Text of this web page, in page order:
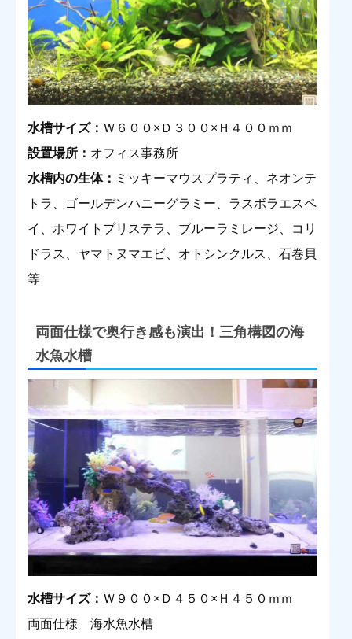
水槽サイズ： Ｗ６００×Ｄ３００×Ｈ４００ｍｍ
設置場所： オフィス事務所
水槽内の生体： ミッキーマウスプラティ、ネオンテ
トラ、ゴールデンハニーグラミー、ラスボラエスペ
イ、ホワイトプリステラ、ブルーラミレージ、コリ
ドラス、ヤマトヌマエビ、オトシンクルス、石巻貝
等
両面仕様で奥行き感も演出！三角構図の海
水魚水槽
水槽サイズ： Ｗ９００×Ｄ４５０×Ｈ４５０ｍｍ
両面仕様 海水魚水槽